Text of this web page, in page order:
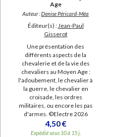
Age
Auteur :Denise Péricard-Méa
Éditeur(s) :Jean-Paul
Gisserot
Une présentation des
différents aspects de la
chevalerie et de la vie des
chevaliers au Moyen Age :
l'adoubement, le chevalier à
la guerre, le chevalier en
croisade, les ordres
militaires, ou encore les pas
d'armes. ©Electre 2026
4,50 €
Expédié sous 10 à 15 j.